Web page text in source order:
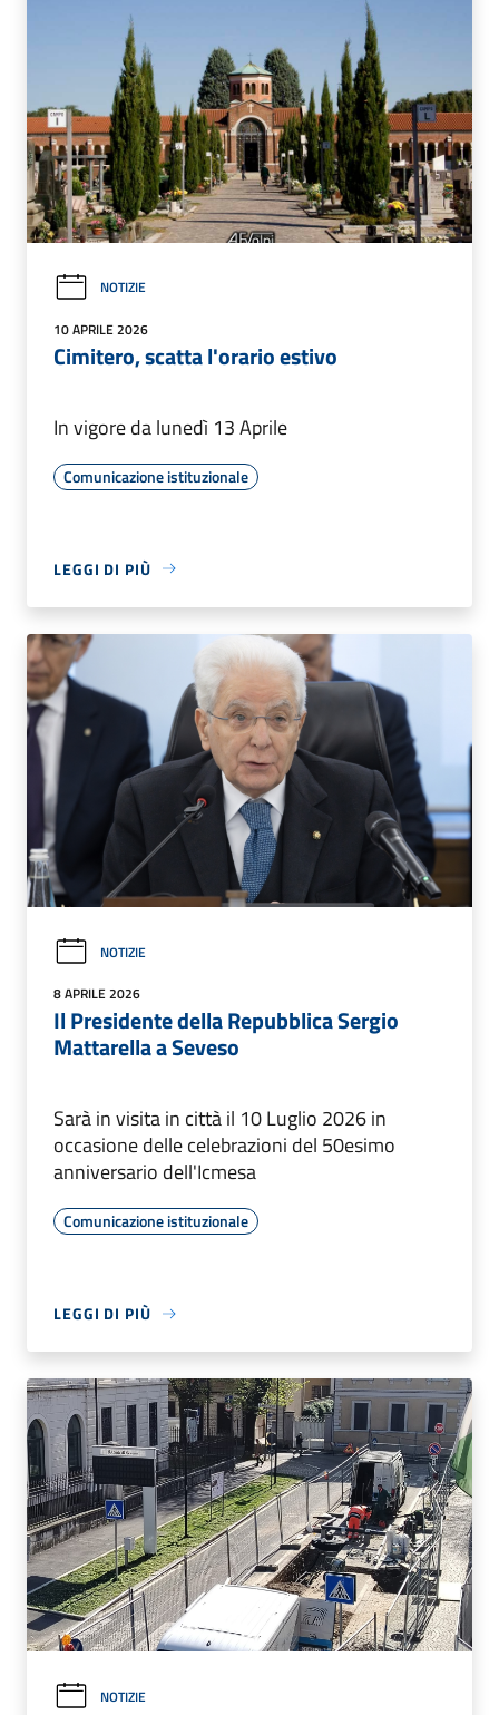
NOTIZIE
10 APRILE 2026
Cimitero, scatta l'orario estivo
In vigore da lunedì 13 Aprile
Comunicazione istituzionale
LEGGI DI PIÙ
NOTIZIE
8 APRILE 2026
Il Presidente della Repubblica Sergio
Mattarella a Seveso
Sarà in visita in città il 10 Luglio 2026 in
occasione delle celebrazioni del 50esimo
anniversario dell'Icmesa
Comunicazione istituzionale
LEGGI DI PIÙ
NOTIZIE